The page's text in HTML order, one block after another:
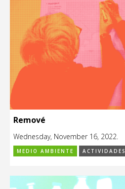
Remové
Wednesday, November 16, 2022.
MEDIO AMBIENTE ACTIVIDADES